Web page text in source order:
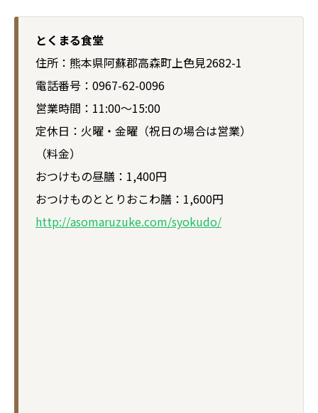
とくまる食堂
住所：熊本県阿蘇郡高森町上色見2682-1
電話番号：0967-62-0096
営業時間：11:00～15:00
定休日：火曜・金曜（祝日の場合は営業）
（料金）
おつけもの昼膳：1,400円
おつけものととりおこわ膳：1,600円
http://asomaruzuke.com/syokudo/